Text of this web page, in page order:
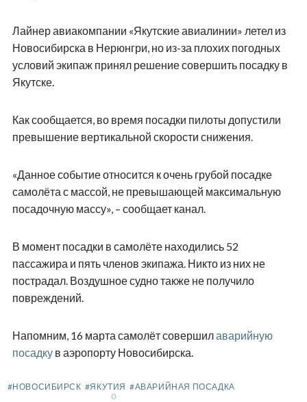
Лайнер авиакомпании «Якутские авиалинии» летел из
Новосибирска в Нерюнгри, но из-за плохих погодных
условий экипаж принял решение совершить посадку в
Якутске.
Как сообщается, во время посадки пилоты допустили
превышение вертикальной скорости снижения.
«Данное событие относится к очень грубой посадке
самолёта с массой, не превышающей максимальную
посадочную массу», – сообщает канал.
В момент посадки в самолёте находились 52
пассажира и пять членов экипажа. Никто из них не
пострадал. Воздушное судно также не получило
повреждений.
Напомним, 16 марта самолёт совершилаварийную
посадкув аэропорту Новосибирска.
#НОВОСИБИРСК #ЯКУТИЯ #АВАРИЙНАЯ ПОСАДКА
0